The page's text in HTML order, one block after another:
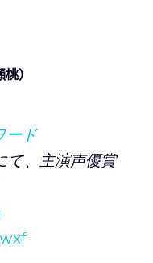
）
ード
て、主演声優賞